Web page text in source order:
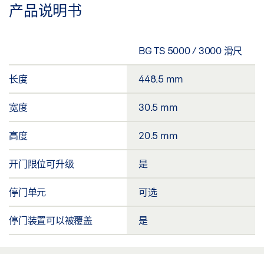
产品说明书
BG TS 5000 / 3000 滑尺
长度 448.5 mm
宽度 30.5 mm
高度 20.5 mm
开门限位可升级 是
停门单元 可选
停门装置可以被覆盖 是